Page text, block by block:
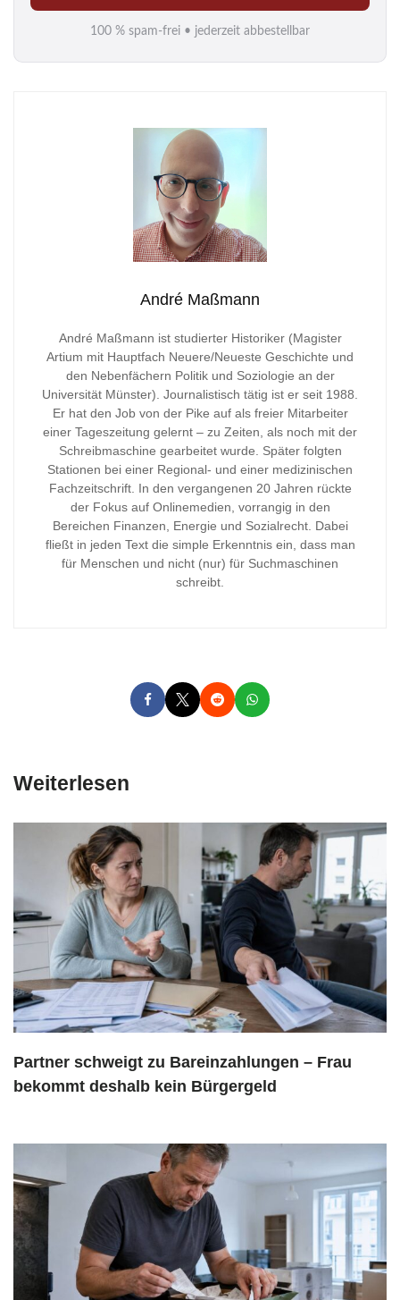
i
l
*
100 % spam-frei • jederzeit abbestellbar
André Maßmann
André Maßmann ist studierter Historiker (Magister
Artium mit Hauptfach Neuere/Neueste Geschichte und
den Nebenfächern Politik und Soziologie an der
Universität Münster). Journalistisch tätig ist er seit 1988.
Er hat den Job von der Pike auf als freier Mitarbeiter
einer Tageszeitung gelernt – zu Zeiten, als noch mit der
Schreibmaschine gearbeitet wurde. Später folgten
Stationen bei einer Regional- und einer medizinischen
Fachzeitschrift. In den vergangenen 20 Jahren rückte
der Fokus auf Onlinemedien, vorrangig in den
Bereichen Finanzen, Energie und Sozialrecht. Dabei
fließt in jeden Text die simple Erkenntnis ein, dass man
für Menschen und nicht (nur) für Suchmaschinen
schreibt.
Weiterlesen
Partner schweigt zu Bareinzahlungen – Frau
bekommt deshalb kein Bürgergeld